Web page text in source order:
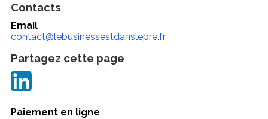
Contacts
Email
contact@lebusinessestdanslepre.fr
Partagez cette page
Paiement en ligne